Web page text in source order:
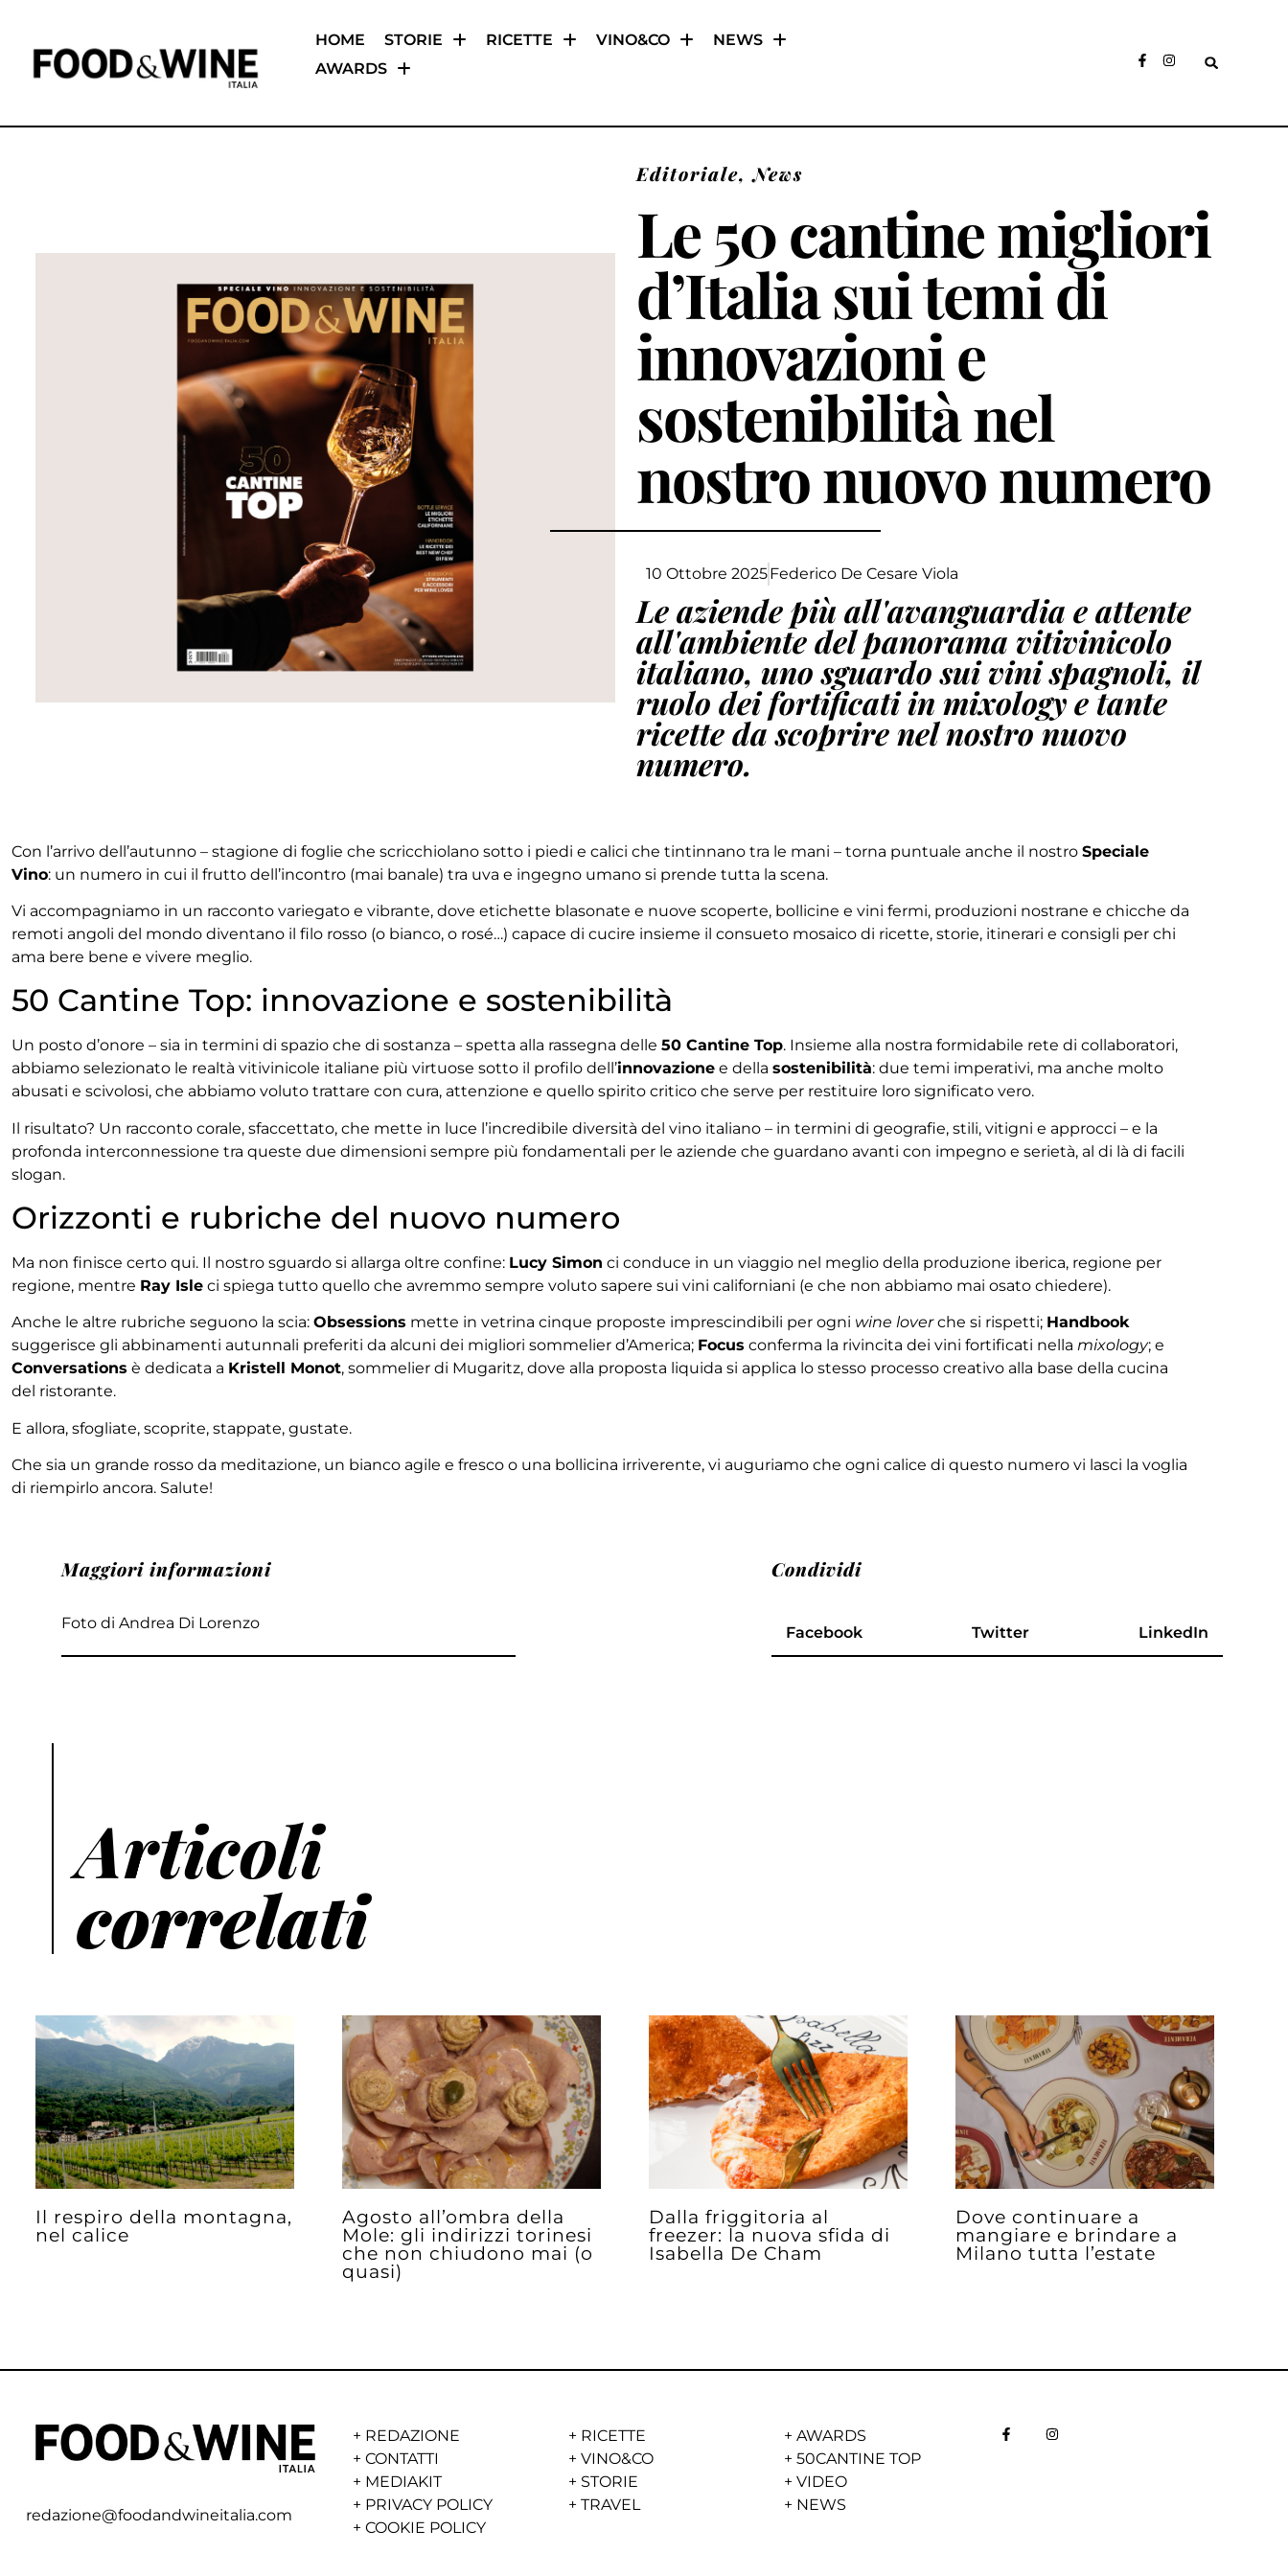
HOME STORIE RICETTE VINO&CO
NEWS
AWARDS
Editoriale,News
Le 50 cantine migliori
d’Italia sui temi di
innovazioni e
sostenibilità nel
nostro nuovo numero
10 Ottobre 2025Federico De Cesare Viola
Le aziende più all'avanguardia e attente
all'ambiente del panorama vitivinicolo
italiano, uno sguardo sui vini spagnoli, il
ruolo dei fortificati in mixology e tante
ricette da scoprire nel nostro nuovo
numero.
Con l’arrivo dell’autunno – stagione di foglie che scricchiolano sotto i piedi e calici che tintinnano tra le mani – torna puntuale anche il nostro Speciale
Vino: un numero in cui il frutto dell’incontro (mai banale) tra uva e ingegno umano si prende tutta la scena.
Vi accompagniamo in un racconto variegato e vibrante, dove etichette blasonate e nuove scoperte, bollicine e vini fermi, produzioni nostrane e chicche da
remoti angoli del mondo diventano il filo rosso (o bianco, o rosé…) capace di cucire insieme il consueto mosaico di ricette, storie, itinerari e consigli per chi
ama bere bene e vivere meglio.
50 Cantine Top: innovazione e sostenibilità
Un posto d’onore – sia in termini di spazio che di sostanza – spetta alla rassegna delle 50 Cantine Top. Insieme alla nostra formidabile rete di collaboratori,
abbiamo selezionato le realtà vitivinicole italiane più virtuose sotto il profilo dell’innovazione e della sostenibilità: due temi imperativi, ma anche molto
abusati e scivolosi, che abbiamo voluto trattare con cura, attenzione e quello spirito critico che serve per restituire loro significato vero.
Il risultato? Un racconto corale, sfaccettato, che mette in luce l’incredibile diversità del vino italiano – in termini di geografie, stili, vitigni e approcci – e la
profonda interconnessione tra queste due dimensioni sempre più fondamentali per le aziende che guardano avanti con impegno e serietà, al di là di facili
slogan.
Orizzonti e rubriche del nuovo numero
Ma non finisce certo qui. Il nostro sguardo si allarga oltre confine: Lucy Simon ci conduce in un viaggio nel meglio della produzione iberica, regione per
regione, mentre Ray Isle ci spiega tutto quello che avremmo sempre voluto sapere sui vini californiani (e che non abbiamo mai osato chiedere).
Anche le altre rubriche seguono la scia: Obsessions mette in vetrina cinque proposte imprescindibili per ogni wine loverche si rispetti; Handbook
suggerisce gli abbinamenti autunnali preferiti da alcuni dei migliori sommelier d’America; Focus conferma la rivincita dei vini fortificati nella mixology; e
Conversations è dedicata a Kristell Monot, sommelier di Mugaritz, dove alla proposta liquida si applica lo stesso processo creativo alla base della cucina
del ristorante.
E allora, sfogliate, scoprite, stappate, gustate.
Che sia un grande rosso da meditazione, un bianco agile e fresco o una bollicina irriverente, vi auguriamo che ogni calice di questo numero vi lasci la voglia
di riempirlo ancora. Salute!
Maggiori informazioni
Foto di Andrea Di Lorenzo
Condividi
Facebook Twitter LinkedIn
Articoli
correlati
Il respiro della montagna,
nel calice
Agosto all’ombra della
Mole: gli indirizzi torinesi
che non chiudono mai (o
quasi)
Dalla friggitoria al
freezer: la nuova sfida di
Isabella De Cham
Dove continuare a
mangiare e brindare a
Milano tutta l’estate
redazione@foodandwineitalia.com
+ REDAZIONE
+CONTATTI
+ MEDIAKIT
+ PRIVACY POLICY
+COOKIE POLICY
+ RICETTE
+VINO&CO
+ STORIE
+TRAVEL
+AWARDS
+50CANTINE TOP
+VIDEO
+ NEWS